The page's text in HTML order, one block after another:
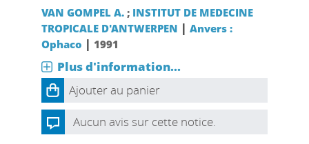
VAN GOMPEL A.; INSTITUT DE MEDECINE
TROPICALE D'ANTWERPEN | Anvers :
Ophaco | 1991
Plus d'information...
Ajouter au panier
Aucun avis sur cette notice.